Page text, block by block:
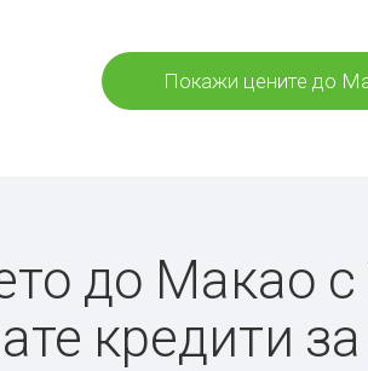
Покажи цените до
до Макао с
кредити